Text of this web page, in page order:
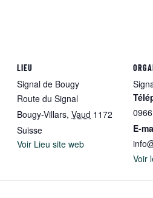
LIEU
Signal de Bougy
Route du Signal
Bougy-Villars, Vaud 1172
Suisse
Voir Lieu site web
E-
Voir